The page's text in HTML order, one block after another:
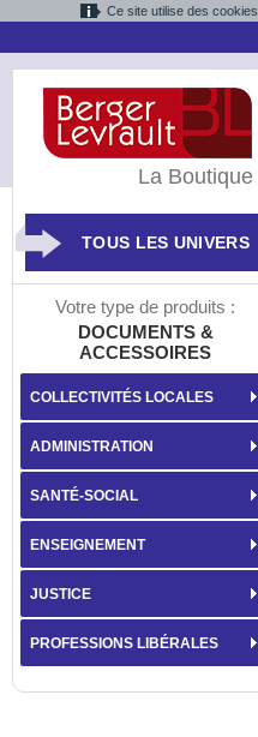
Ce site utilise des
La Boutique
TOUS LES UNIVERS
Votre type de produits :
DOCUMENTS &
ACCESSOIRES
COLLECTIVITÉS LOCALES
ADMINISTRATION
SANTÉ-SOCIAL
ENSEIGNEMENT
JUSTICE
PROFESSIONS LIBÉRALES